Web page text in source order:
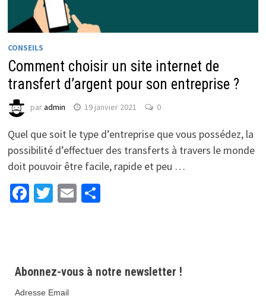
CONSEILS
Comment choisir un site internet de
transfert d’argent pour son entreprise ?
paradmin 19 janvier 2021 0
Quel que soit le type d’entreprise que vous possédez, la
possibilité d’effectuer des transferts à travers le monde
doit pouvoir être facile, rapide et peu …
Facebook
Twitter
EmailPartager
Abonnez-vous à notre newsletter !
Adresse Email